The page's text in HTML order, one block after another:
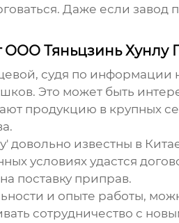
Даже если
ООО Тяньцзинь Хунлу
судя по информации
Это может быть
продукцию в крупных
довольно известны в
условиях удастся
поставку приправ.
и опыте работы,
сотрудничество с